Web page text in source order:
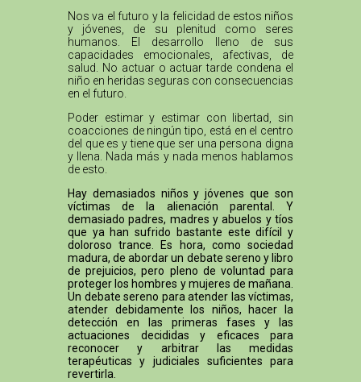
Nos va el futuro y la felicidad de estos niños
y jóvenes, de su plenitud como seres
humanos. El desarrollo lleno de sus
capacidades emocionales, afectivas, de
salud. No actuar o actuar tarde condena el
niño en heridas seguras con consecuencias
en el futuro.
Poder estimar y estimar con libertad, sin
coacciones de ningún tipo, está en el centro
del que es y tiene que ser una persona digna
y llena. Nada más y nada menos hablamos
de esto.
Hay demasiados niños y jóvenes que son
víctimas de la alienación parental. Y
demasiado padres, madres y abuelos y tíos
que ya han sufrido bastante este difícil y
doloroso trance. Es hora, como sociedad
madura, de abordar un debate sereno y libro
de prejuicios, pero pleno de voluntad para
proteger los hombres y mujeres de mañana.
Un debate sereno para atender las víctimas,
atender debidamente los niños, hacer la
detección en las primeras fases y las
actuaciones decididas y eficaces para
reconocer y arbitrar las medidas
terapéuticas y judiciales suficientes para
revertirla.